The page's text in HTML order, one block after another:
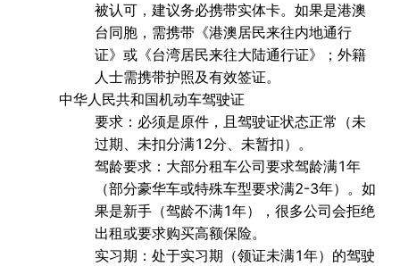
被认可，建议务必携带实体卡。如果是港澳
台同胞，需携带《港澳居民来往内地通行
证》或《台湾居民来往大陆通行证》；外籍
人士需携带护照及有效签证。
中华人民共和国机动车驾驶证
要求 ：必须是原件 ，且驾驶证状态正常（未
过期、未扣分满12分、未暂扣）。
驾龄要求 ：大部分租车公司要求驾龄满1年
（部分豪华车或特殊车型要求满2-3年）。如
果是新手（驾龄不满1年），很多公司会拒绝
出租或要求购买高额保险。
实习期 ：处于实习期（领证未满1年）的驾驶